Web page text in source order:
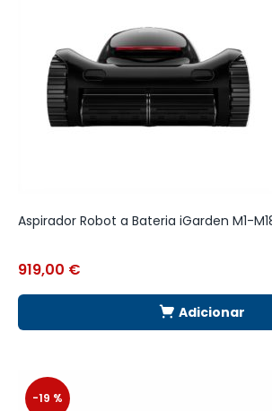
Aspirador Robot a Bateria iGarden M1-
919,00 €
Adicionar
-19 %